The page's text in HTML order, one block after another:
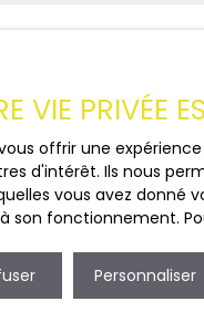
VIE PRIVÉE
offrir une
d'intérêt. Ils nous
vous avez donné
son fonctionnement.
Personnaliser